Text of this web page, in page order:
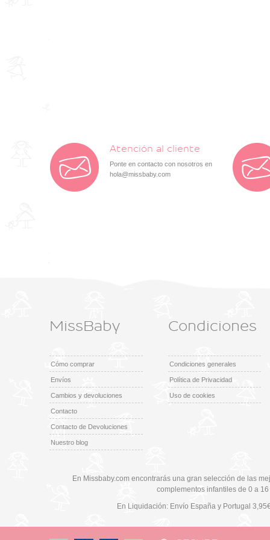
Atención al cliente
Ponte en contacto con nosotros en
hola@missbaby.com
MissBaby
Cómo comprar
Envíos
Cambios y devoluciones
Contacto
Contacto de Devoluciones
Nuestro blog
Condiciones
Condiciones generales
Política de Privacidad
Uso de cookies
En Missbaby.com encontrarás una gran selección de las
complementos infantiles de 0 a
En Liquidación: Envío España y Portugal